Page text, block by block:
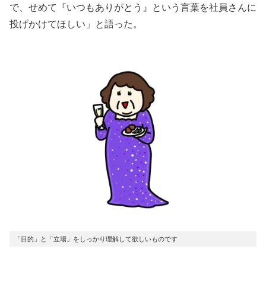
で、せめて『いつもありがとう』という言葉を社員さんに
投げかけてほしい」と語った。
「目的」と「立場」をしっかり理解して欲しいものです